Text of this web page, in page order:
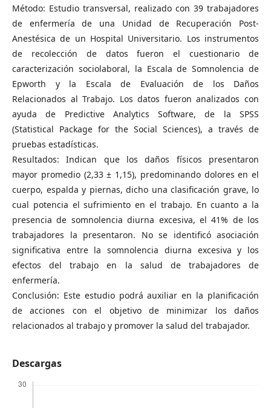
Método: Estudio transversal, realizado con 39 trabajadores
de enfermería de una Unidad de Recuperación Post-
Anestésica de un Hospital Universitario. Los instrumentos
de recolección de datos fueron el cuestionario de
caracterización sociolaboral, la Escala de Somnolencia de
Epworth y la Escala de Evaluación de los Daños
Relacionados al Trabajo. Los datos fueron analizados con
ayuda de Predictive Analytics Software, de la SPSS
(Statistical Package for the Social Sciences), a través de
pruebas estadísticas.
Resultados: Indican que los daños físicos presentaron
mayor promedio (2,33 ± 1,15), predominando dolores en el
cuerpo, espalda y piernas, dicho una clasificación grave, lo
cual potencia el sufrimiento en el trabajo. En cuanto a la
presencia de somnolencia diurna excesiva, el 41% de los
trabajadores la presentaron. No se identificó asociación
significativa entre la somnolencia diurna excesiva y los
efectos del trabajo en la salud de trabajadores de
enfermería.
Conclusión: Este estudio podrá auxiliar en la planificación
de acciones con el objetivo de minimizar los daños
relacionados al trabajo y promover la salud del trabajador.
Descargas